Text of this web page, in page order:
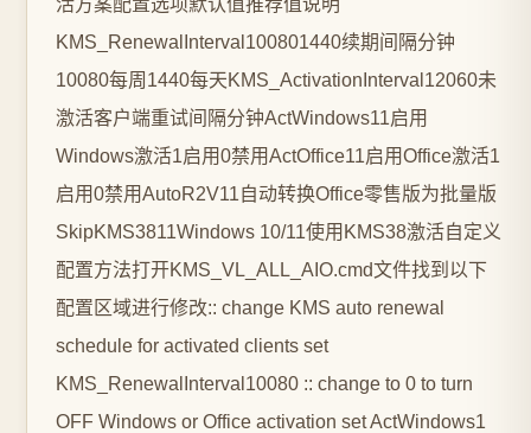
活方案配置选项默认值推荐值说明
KMS_RenewalInterval100801440续期间隔分钟
10080每周1440每天KMS_ActivationInterval12060未
激活客户端重试间隔分钟ActWindows11启用
Windows激活1启用0禁用ActOffice11启用Office激活1
启用0禁用AutoR2V11自动转换Office零售版为批量版
SkipKMS3811Windows 10/11使用KMS38激活自定义
配置方法打开KMS_VL_ALL_AIO.cmd文件找到以下
配置区域进行修改:: change KMS auto renewal
schedule for activated clients set
KMS_RenewalInterval10080 :: change to 0 to turn
OFF Windows or Office activation set ActWindows1